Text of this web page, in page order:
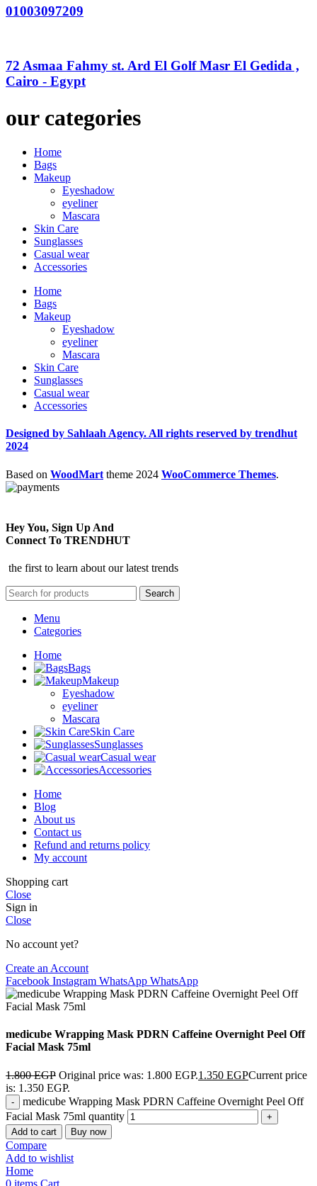
01003097209
72 Asmaa Fahmy st. Ard El Golf Masr El Gedida ,
Cairo - Egypt
our categories
Home
Bags
Makeup
Eyeshadow
eyeliner
Mascara
Skin Care
Sunglasses
Casual wear
Accessories
Home
Bags
Makeup
Eyeshadow
eyeliner
Mascara
Skin Care
Sunglasses
Casual wear
Accessories
Designed by Sahlaah Agency. All rights reserved by trendhut
2024
Based on WoodMart theme 2024 WooCommerce Themes.
Hey You, Sign Up And
Connect To TRENDHUT
the first to learn about our latest trends
Search
Menu
Categories
Home
Bags
Makeup
Eyeshadow
eyeliner
Mascara
Skin Care
Sunglasses
Casual wear
Accessories
Home
Blog
About us
Contact us
Refund and returns policy
My account
Shopping cart
Close
Sign in
Close
No account yet?
Create an Account
Facebook Instagram WhatsApp WhatsApp
medicube Wrapping Mask PDRN Caffeine Overnight Peel Off
Facial Mask 75ml
1.800EGP Original price was: 1.800 EGP.1.350 EGPCurrent price
is: 1.350 EGP.
medicube Wrapping Mask PDRN Caffeine Overnight Peel Off
Facial Mask 75ml quantity
Add to cart Buy now
Compare
Add to wishlist
Home
0 items Cart